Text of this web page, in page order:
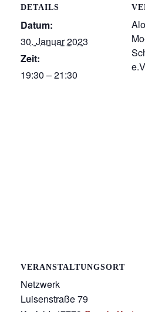
DETAILS
Datum:
30. Januar 2023
Zeit:
19:30 – 21:30
VERANSTALTUNGSORT
Netzwerk
Luisenstraße 79